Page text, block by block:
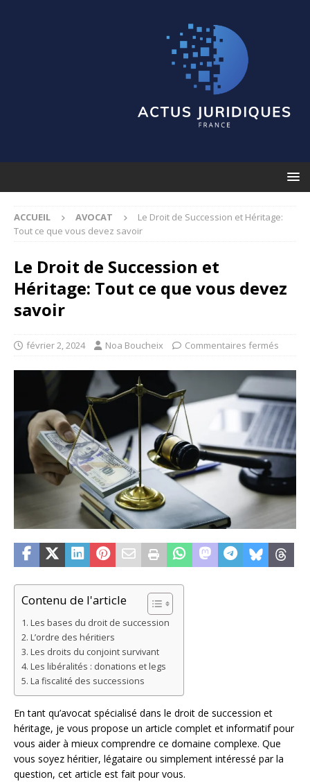
ACCUEIL AVOCAT
Le Droit de Succession et Héritage:
Tout ce que vous devez savoir
Le Droit de Succession et
Héritage: Tout ce que vous devez
savoir
février 2, 2024 Noa Boucheix Commentaires fermés
Contenu de l'article
Les bases du droit de succession
L’ordre des héritiers
Les droits du conjoint survivant
Les libéralités : donations et legs
La fiscalité des successions
En tant qu’avocat spécialisé dans le droit de succession et
héritage, je vous propose un article complet et informatif pour
vous aider à mieux comprendre ce domaine complexe. Que
vous soyez héritier, légataire ou simplement intéressé par la
question, cet article est fait pour vous.